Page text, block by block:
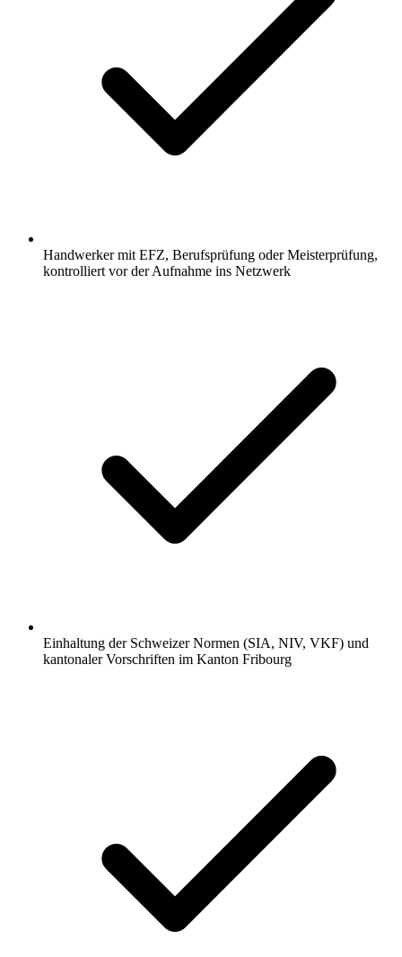
Handwerker mit EFZ, Berufsprüfung oder Meisterprüfung,
kontrolliert vor der Aufnahme ins Netzwerk
Einhaltung der Schweizer Normen (SIA, NIV, VKF) und
kantonaler Vorschriften im Kanton Fribourg